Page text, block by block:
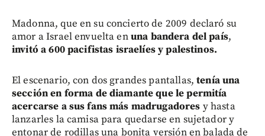
Madonna, que en su concierto de 2009 declaró su
amor a Israel envuelta enuna bandera del país,
invitó a 600 pacifistas israelíes y palestinos.
El escenario, con dos grandes pantallas,tenía una
sección en forma de diamante que le permitía
acercarse a sus fans más madrugadores y hasta
lanzarles la camisa para quedarse en sujetador y
entonar de rodillas una bonita versión en balada de